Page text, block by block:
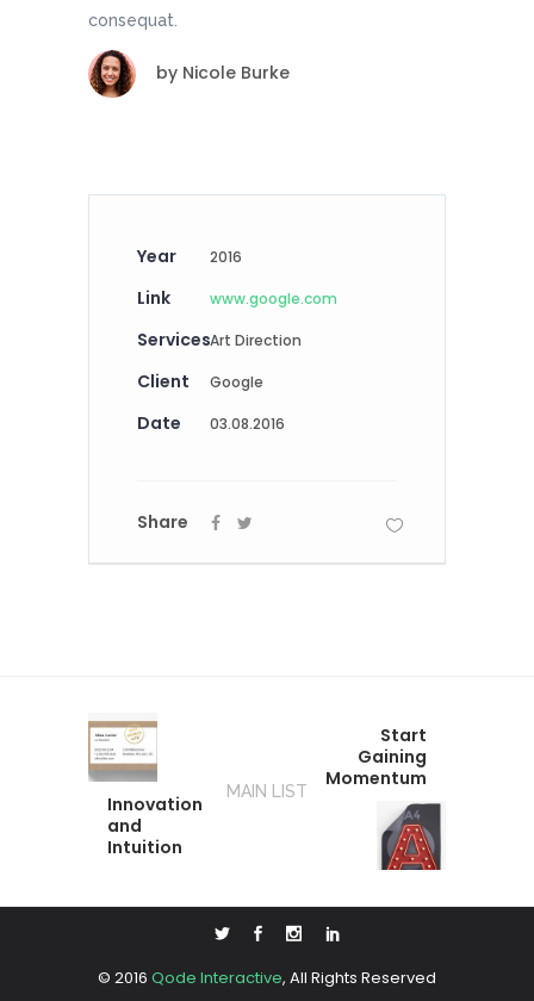
consequat.
by Nicole Burke
Year 2016
Link www.google.com
ServicesArt Direction
Client Google
Date 03.08.2016
Share
Innovation
and
Intuition
MAIN LIST
Start
Gaining
Momentum
© 2016 Qode Interactive, All Rights Reserved